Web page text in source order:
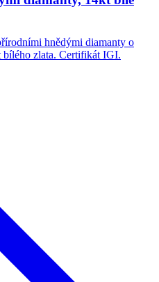
hnědými diamanty o
bílého zlata. Certifikát IGI.